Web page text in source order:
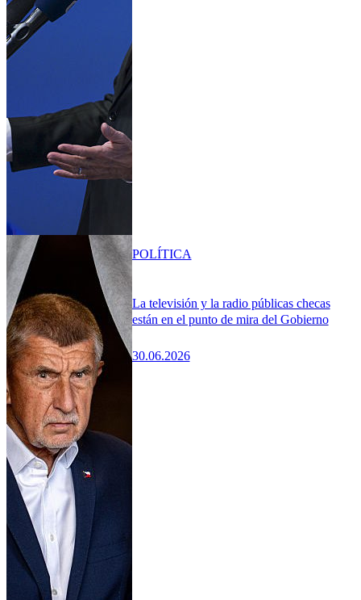
La televisión y la radio públicas checas
están en el punto de mira del Gobierno
30.06.2026
POLÍTICA